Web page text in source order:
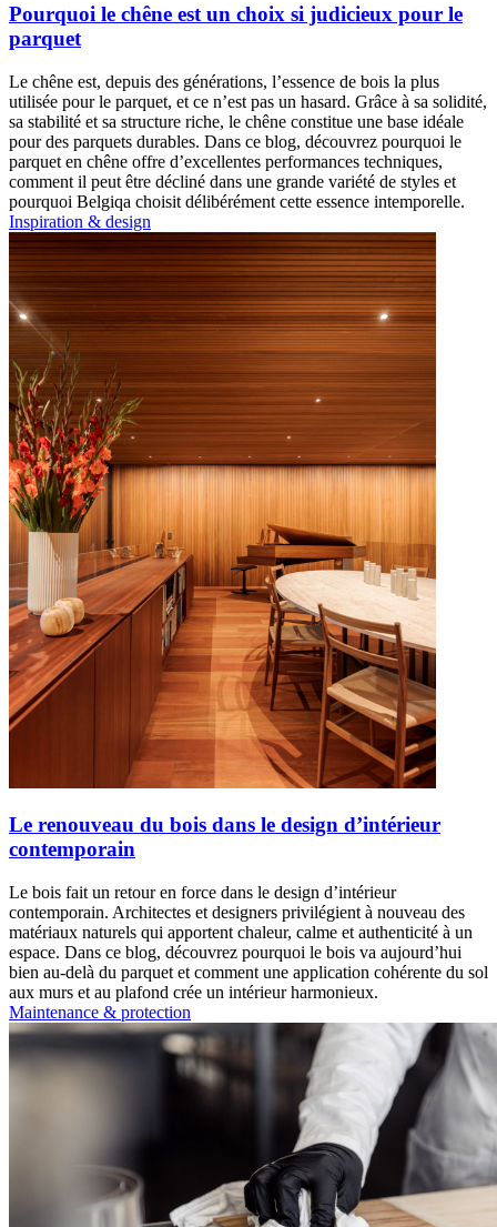
Pourquoi le chêne est un choix si judicieux pour le
parquet
Le chêne est, depuis des générations, l’essence de bois la plus
utilisée pour le parquet, et ce n’est pas un hasard. Grâce à sa solidité,
sa stabilité et sa structure riche, le chêne constitue une base idéale
pour des parquets durables. Dans ce blog, découvrez pourquoi le
parquet en chêne offre d’excellentes performances techniques,
comment il peut être décliné dans une grande variété de styles et
pourquoi Belgiqa choisit délibérément cette essence intemporelle.
Inspiration & design
Le renouveau du bois dans le design d’intérieur
contemporain
Le bois fait un retour en force dans le design d’intérieur
contemporain. Architectes et designers privilégient à nouveau des
matériaux naturels qui apportent chaleur, calme et authenticité à un
espace. Dans ce blog, découvrez pourquoi le bois va aujourd’hui
bien au-delà du parquet et comment une application cohérente du sol
aux murs et au plafond crée un intérieur harmonieux.
Maintenance & protection